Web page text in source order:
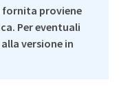
fornita proviene
Per eventuali
versione in